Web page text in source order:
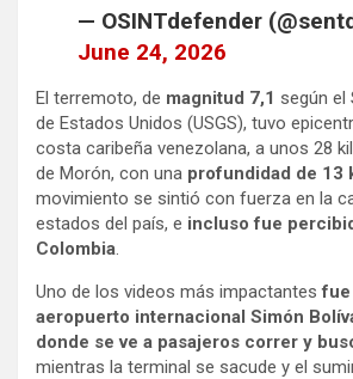
— OSINTdefender
June 24, 2026
El terremoto, de magnitud 7,1 según el
de Estados Unidos (USGS), tuvo
costa caribeña venezolana, a unos 28
de Morón, con una profundidad de 13
movimiento se sintió con fuerza en la
estados del país, e incluso fue
Colombia
Uno de los videos más impactantesfue
aeropuerto internacional Simón
donde se ve a pasajeros correr y
mientras la terminal se sacude y el